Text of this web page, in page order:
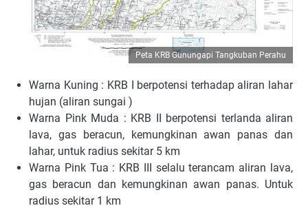
Peta KRB Gunungapi Tangkuban Perahu
Warna Kuning : KRB I berpotensi terhadap aliran lahar
hujan (aliran sungai )
Warna Pink Muda : KRB II berpotensi terlanda aliran
lava, gas beracun, kemungkinan awan panas dan
lahar, untuk radius sekitar 5 km
Warna Pink Tua : KRB III selalu terancam aliran lava,
gas beracun dan kemungkinan awan panas. Untuk
radius sekitar 1 km